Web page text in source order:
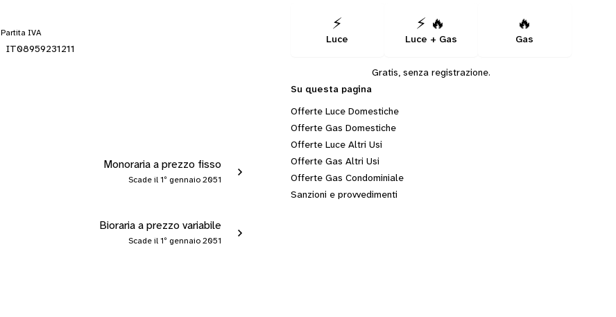
Partita IVA
IT08959231211
Monoraria a prezzo fisso
Scade il 1º gennaio 2051
Bioraria a prezzo variabile
Scade il 1º gennaio 2051
⚡
Luce
⚡ 🔥
Luce + Gas
🔥
Gas
Gratis, senza registrazione.
Su questa pagina
Offerte Luce Domestiche
Offerte Gas Domestiche
Offerte Luce Altri Usi
Offerte Gas Altri Usi
Offerte Gas Condominiale
Sanzioni e provvedimenti